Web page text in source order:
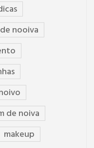
nooiva
de noiva
makeup